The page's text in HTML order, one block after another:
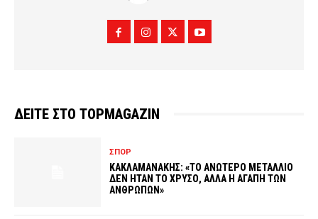
ΔΕΙΤΕ ΣΤΟ TOPMAGAZIN
ΣΠΟΡ
ΚΑΚΛΑΜΑΝΑΚΗΣ: «ΤΟ ΑΝΩΤΕΡΟ ΜΕΤΑΛΛΙΟ
ΔΕΝ ΗΤΑΝ ΤΟ ΧΡΥΣΟ, ΑΛΛΑ Η ΑΓΑΠΗ ΤΩΝ
ΑΝΘΡΩΠΩΝ»